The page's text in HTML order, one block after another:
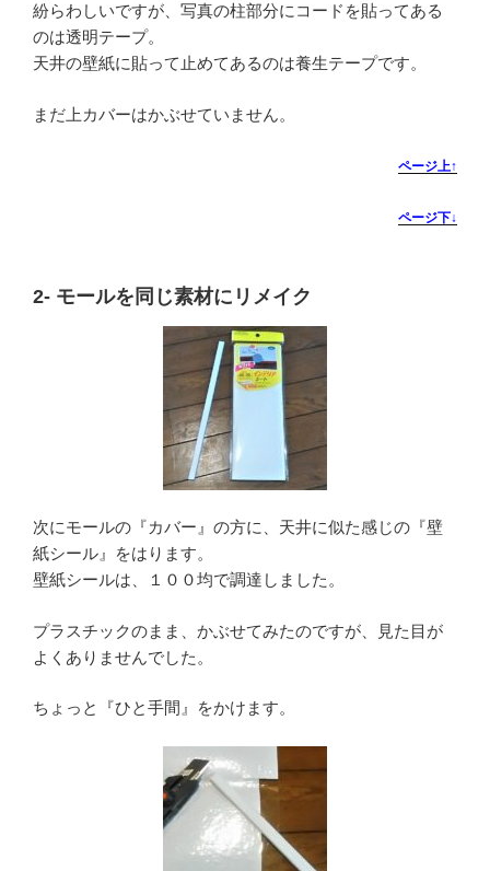
紛らわしいですが、写真の柱部分にコードを貼ってある
のは透明テープ。
天井の壁紙に貼って止めてあるのは養生テープです。
まだ上カバーはかぶせていません。
ページ上↑
ページ下↓
2- モールを同じ素材にリメイク
次にモールの『カバー』の方に、天井に似た感じの『壁
紙シール』をはります。
壁紙シールは、１００均で調達しました。
プラスチックのまま、かぶせてみたのですが、見た目が
よくありませんでした。
ちょっと『ひと手間』をかけます。